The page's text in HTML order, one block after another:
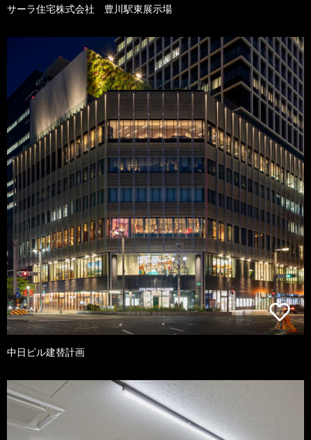
サーラ住宅株式会社 豊川駅東展示場
中日ビル建替計画